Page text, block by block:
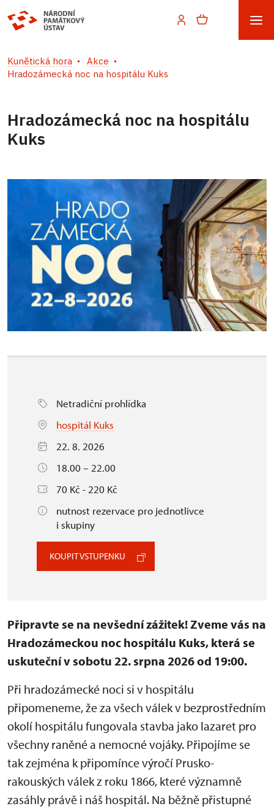
Kunětická hora
Akce
Hradozámecká noc na hospitálu Kuks
Hradozámecká noc na hospitálu
Kuks
Netradiční prohlídka
hospitál Kuks
22. 8. 2026
18.00 – 22.00
70 Kč - 220 Kč
nutnost rezervace pro jednotlivce
i skupiny
KOUPIT VSTUPENKU
Připravte se na nevšední zážitek! Zveme vás na
Hradozámeckou noc hospitálu Kuks, která se
uskuteční v sobotu 22. srpna 2026 od 19:00.
Při hradozámecké noci si v hospitálu
připomeneme, že za všech válek v bezprostředním
okolí hospitálu fungovala stavba jako lazaret pro
všechny raněné a nemocné vojáky. Připojíme se
tak zejména k připomínce výročí Prusko-
rakouských válek z roku 1866, které významně
zasáhly právě i náš hospitál. Na běžně přistupné